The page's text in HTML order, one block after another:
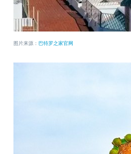
图片来源： 巴特罗之家官网